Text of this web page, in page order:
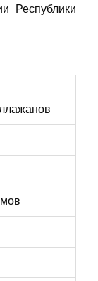
Республики